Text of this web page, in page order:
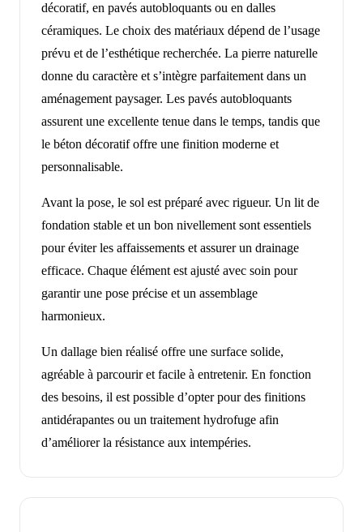
décoratif, en pavés autobloquants ou en dalles
céramiques. Le choix des matériaux dépend de l’usage
prévu et de l’esthétique recherchée. La pierre naturelle
donne du caractère et s’intègre parfaitement dans un
aménagement paysager. Les pavés autobloquants
assurent une excellente tenue dans le temps, tandis que
le béton décoratif offre une finition moderne et
personnalisable.
Avant la pose, le sol est préparé avec rigueur. Un lit de
fondation stable et un bon nivellement sont essentiels
pour éviter les affaissements et assurer un drainage
efficace. Chaque élément est ajusté avec soin pour
garantir une pose précise et un assemblage
harmonieux.
Un dallage bien réalisé offre une surface solide,
agréable à parcourir et facile à entretenir. En fonction
des besoins, il est possible d’opter pour des finitions
antidérapantes ou un traitement hydrofuge afin
d’améliorer la résistance aux intempéries.